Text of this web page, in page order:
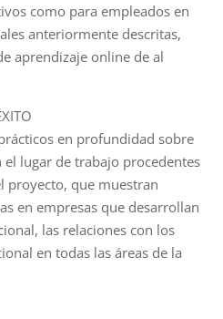
como para empleados en
anteriormente descritas,
aprendizaje online de al
en profundidad sobre
lugar de trabajo procedentes
proyecto, que muestran
en empresas que desarrollan
las relaciones con los
en todas las áreas de la